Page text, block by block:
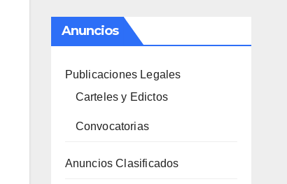
Anuncios
Publicaciones Legales
Carteles y Edictos
Convocatorias
Anuncios Clasificados